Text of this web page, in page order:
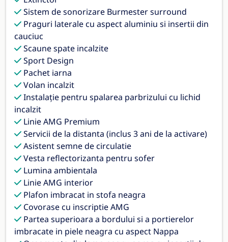
Sistem de sonorizare Burmester surround
Praguri laterale cu aspect aluminiu si insertii din
cauciuc
Scaune spate incalzite
Sport Design
Pachet iarna
Volan incalzit
Instalaţie pentru spalarea parbrizului cu lichid
incalzit
Linie AMG Premium
Servicii de la distanta (inclus 3 ani de la activare)
Asistent semne de circulatie
Vesta reflectorizanta pentru sofer
Lumina ambientala
Linie AMG interior
Plafon imbracat in stofa neagra
Covorase cu inscriptie AMG
Partea superioara a bordului si a portierelor
imbracate in piele neagra cu aspect Nappa